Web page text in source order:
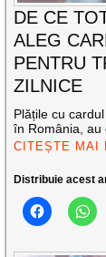
DE CE
ALEG
PENTRU
ZILNICE
Plățile cu
în România, au
CITEȘTE MAI
Distribuie acest